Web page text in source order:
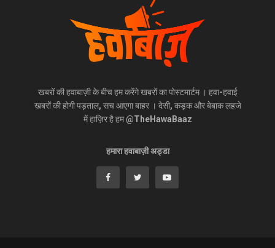
खबरों की हवाबाज़ी के बीच हम करेंगे खबरों का पोस्टमार्टम । हवा-हवाई
खबरों की होगी पड़ताल, सच आएगा बाहर । देसी, कड़क और बेबाक लहजे
में हाज़िर है हम @TheHawaBaaz
हमारा हवाबाज़ी अड्डा